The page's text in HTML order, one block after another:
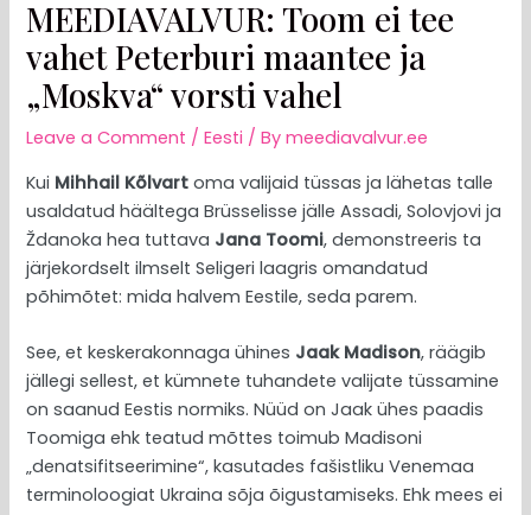
MEEDIAVALVUR: Toom ei tee
vahet Peterburi maantee ja
„Moskva“ vorsti vahel
Leave a Comment /Eesti / Bymeediavalvur.ee
Kui Mihhail Kõlvart oma valijaid tüssas ja lähetas talle
usaldatud häältega Brüsselisse jälle Assadi, Solovjovi ja
Ždanoka hea tuttava Jana Toomi, demonstreeris ta
järjekordselt ilmselt Seligeri laagris omandatud
põhimõtet: mida halvem Eestile, seda parem.
See, et keskerakonnaga ühines Jaak Madison, räägib
jällegi sellest, et kümnete tuhandete valijate tüssamine
on saanud Eestis normiks. Nüüd on Jaak ühes paadis
Toomiga ehk teatud mõttes toimub Madisoni
„denatsifitseerimine“, kasutades fašistliku Venemaa
terminoloogiat Ukraina sõja õigustamiseks. Ehk mees ei